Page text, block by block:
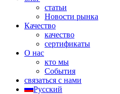
статьи
Новости рынка
Качество
качество
сертификаты
О нас
кто мы
События
связаться с нами
Русский